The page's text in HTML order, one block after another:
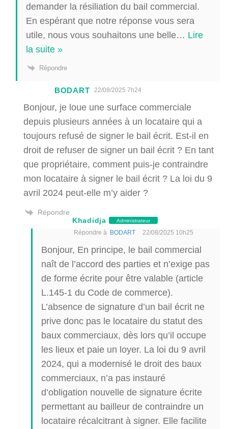
demander la résiliation du bail commercial.
En espérant que notre réponse vous sera
utile, nous vous souhaitons une belle… Lire
la suite »
Répondre
BODART 22/08/2025 7h24
Bonjour, je loue une surface commerciale
depuis plusieurs années à un locataire qui a
toujours refusé de signer le bail écrit. Est-il en
droit de refuser de signer un bail écrit ? En tant
que propriétaire, comment puis-je contraindre
mon locataire à signer le bail écrit ? La loi du 9
avril 2024 peut-elle m’y aider ?
Répondre
Khadidja
Administrateur
Répondre à BODART 22/08/2025 10h25
Bonjour, En principe, le bail commercial
naît de l’accord des parties et n’exige pas
de forme écrite pour être valable (article
L.145-1 du Code de commerce).
L’absence de signature d’un bail écrit ne
prive donc pas le locataire du statut des
baux commerciaux, dès lors qu’il occupe
les lieux et paie un loyer. La loi du 9 avril
2024, qui a modernisé le droit des baux
commerciaux, n’a pas instauré
d’obligation nouvelle de signature écrite
permettant au bailleur de contraindre un
locataire récalcitrant à signer. Elle facilite